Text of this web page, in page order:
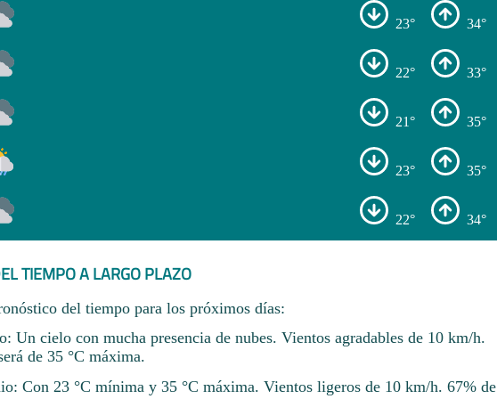
23° 34°
22° 33°
21° 35°
23° 35°
22° 34°
TIEMPO A LARGO PLAZO
del tiempo para los próximos días:
Un cielo con mucha presencia de nubes. Vientos agradables de 10 km/h.
de 35 °C máxima.
Con 23 °C mínima y 35 °C máxima. Vientos ligeros de 10 km/h. 67% de